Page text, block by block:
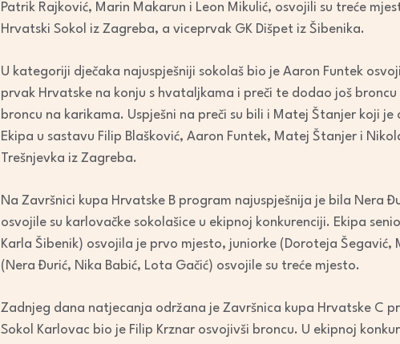
Patrik Rajković, Marin Makarun i Leon Mikulić, osvojili su treće
Hrvatski Sokol iz Zagreba, a viceprvak GK Dišpet iz Šibenika.
U kategoriji dječaka najuspješniji sokolaš bio je Aaron Funtek
prvak Hrvatske na konju s hvataljkama i preči te dodao još
broncu na karikama. Uspješni na preči su bili i Matej Štanjer koji
Ekipa u sastavu Filip Blašković, Aaron Funtek, Matej Štanjer i
Trešnjevka iz Zagreba.
Na Završnici kupa Hrvatske B program najuspješnija je bila Nera
osvojile su karlovačke sokolašice u ekipnoj konkurenciji. Ekipa
Karla Šibenik) osvojila je prvo mjesto, juniorke (Doroteja
(Nera Đurić, Nika Babić, Lota Gačić) osvojile su treće mjesto.
Zadnjeg dana natjecanja održana je Završnica kupa Hrvatske C
Sokol Karlovac bio je Filip Krznar osvojivši broncu. U ekipnoj